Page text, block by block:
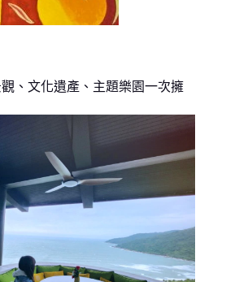
、文化遺產、主題樂園一次擁